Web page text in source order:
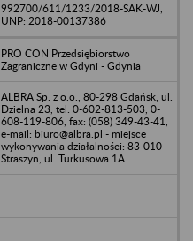
992700/611/1233/2018-SAK-WJ,
UNP: 2018-00137386
PRO CON Przedsiębiorstwo
Zagraniczne w Gdyni - Gdynia
ALBRA Sp. z o.o., 80-298 Gdańsk, ul.
Dzielna 23, tel: 0-602-813-503, 0-
608-119-806, fax: (058) 349-43-41,
e-mail: biuro@albra.pl - miejsce
wykonywania działalności: 83-010
Straszyn, ul. Turkusowa 1A